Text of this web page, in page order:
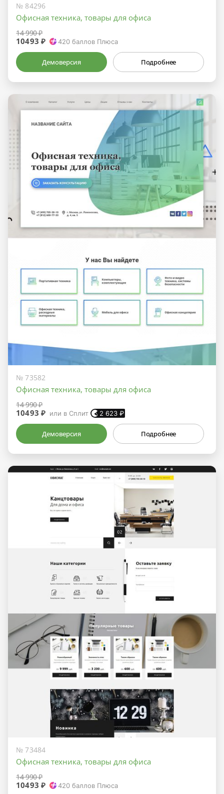
№ 84296
Офисная техника, товары для офиса
14 990 ₽
10493 ₽ 420 баллов Плюса
Демоверсия Подробнее
№ 73582
Офисная техника, товары для офиса
14 990 ₽
10493 ₽ или в Сплит 2 623 ₽
Демоверсия Подробнее
№ 73484
Офисная техника, товары для офиса
14 990 ₽
10493 ₽ 420 баллов Плюса